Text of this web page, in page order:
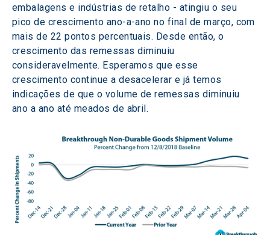
embalagens e indústrias de retalho - atingiu o seu
pico de crescimento ano-a-ano no final de março, com
mais de 22 pontos percentuais. Desde então, o
crescimento das remessas diminuiu
consideravelmente. Esperamos que esse
crescimento continue a desacelerar e já temos
indicações de que o volume de remessas diminuiu
ano a ano até meados de abril.